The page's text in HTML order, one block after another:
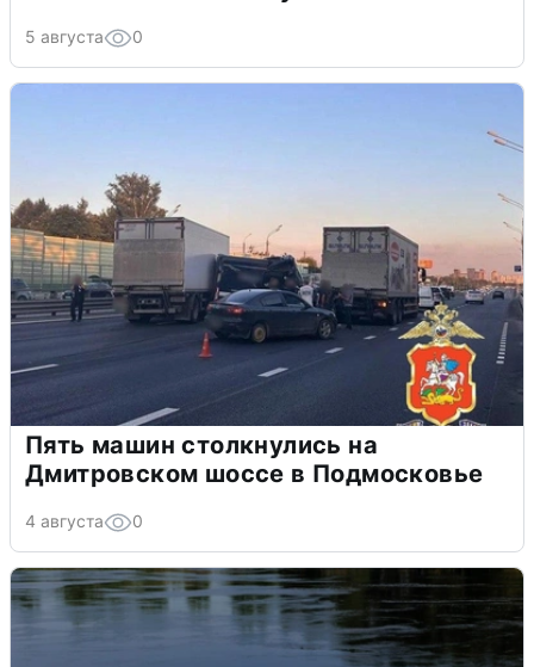
5 августа 0
Пять машин столкнулись на
Дмитровском шоссе в Подмосковье
4 августа 0